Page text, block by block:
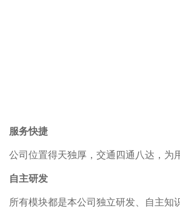
服务快捷
公司 位置得天独厚 ，交通 四通八达 ，为
自主研发
所有模块都是本公司独立研发、自主